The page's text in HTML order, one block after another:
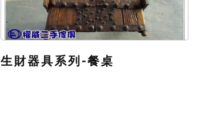
生財器具系列-餐桌